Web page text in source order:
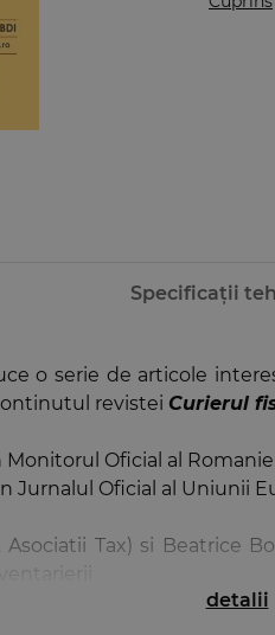
Specificații
o serie de articole
revistei Curierul
Oficial al
Oficial al Uniunii
Tax) si Beatrice
sunt prezentate dedetalii